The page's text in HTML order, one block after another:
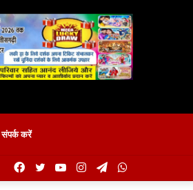
संपर्क करें
Telegram
Instagram
YouTube
Twitter
Facebook